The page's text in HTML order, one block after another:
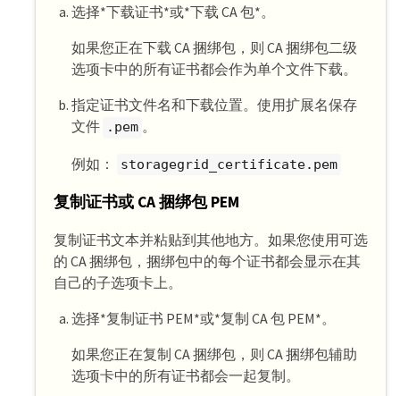
选择*下载证书*或*下载 CA 包*。
如果您正在下载 CA 捆绑包，则 CA 捆绑包二级
选项卡中的所有证书都会作为单个文件下载。
指定证书文件名和下载位置。使用扩展名保存
文件 .pem 。
例如： storagegrid_certificate.pem
复制证书或 CA 捆绑包 PEM
复制证书文本并粘贴到其他地方。如果您使用可选
的 CA 捆绑包，捆绑包中的每个证书都会显示在其
自己的子选项卡上。
选择*复制证书 PEM*或*复制 CA 包 PEM*。
如果您正在复制 CA 捆绑包，则 CA 捆绑包辅助
选项卡中的所有证书都会一起复制。